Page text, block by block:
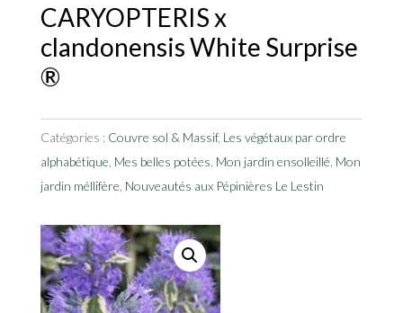
CARYOPTERIS x
clandonensis White Surprise
®
Catégories : Couvre sol & Massif, Les végétaux par ordre
alphabétique Mes belles potées Mon jardin ensolleillé Mon
jardin méllifère Nouveautés aux Pépinières Le Lestin